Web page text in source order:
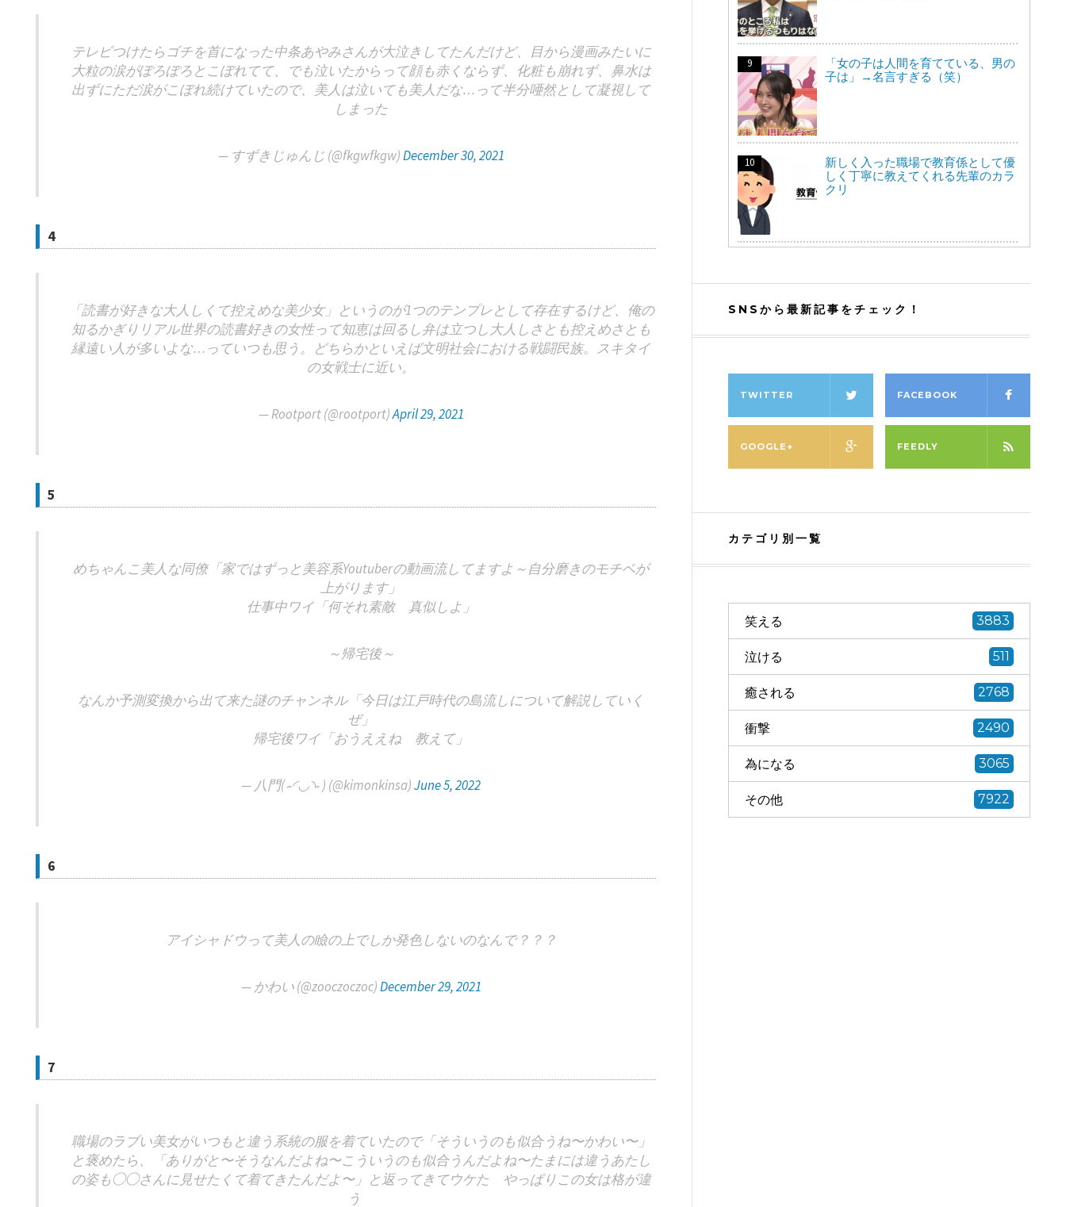
テレビつけたらゴチを首になった中条あやみさんが大泣きしてたんだけど、目から漫画みたいに
大粒の涙がぽろぽろとこぼれてて、でも泣いたからって顔も赤くならず、化粧も崩れず、鼻水は
出ずにただ涙がこぼれ続けていたので、美人は泣いても美人だな…って半分唖然として凝視して
しまった
— すずきじゅんじ (@fkgwfkgw)December 30, 2021
4
「読書が好きな大人しくて控えめな美少女」というのが1つのテンプレとして存在するけど、俺の
知るかぎりリアル世界の読書好きの女性って知恵は回るし弁は立つし大人しさとも控えめさとも
縁遠い人が多いよな…っていつも思う。どちらかといえば文明社会における戦闘民族。スキタイ
の女戦士に近い。
— Rootport (@rootport)April 29, 2021
5
めちゃんこ美人な同僚「家ではずっと美容系Youtuberの動画流してますよ～自分磨きのモチベが
上がります」
仕事中ワイ「何それ素敵 真似しよ」
～帰宅後～
なんか予測変換から出て来た謎のチャンネル「今日は江戸時代の島流しについて解説していく
ぜ」
帰宅後ワイ「おうええね 教えて」
— 八門( ˶◜◡◝˶ ) (@kimonkinsa)June 5, 2022
6
アイシャドウって美人の瞼の上でしか発色しないのなんで？？？
— かわい (@zooczoczoc)December 29, 2021
7
職場のラブい美女がいつもと違う系統の服を着ていたので「そういうのも似合うね〜かわい〜」
と褒めたら、「ありがと〜そうなんだよね〜こういうのも似合うんだよね〜たまには違うあたし
の姿も◯◯さんに見せたくて着てきたんだよ〜」と返ってきてウケた やっぱりこの女は格が違
う
「女の子は人間を育てている、男の
子は」→名言すぎる（笑）
新しく入った職場で教育係として優
しく丁寧に教えてくれる先輩のカラ
クリ
SNSから最新記事をチェック！
TWITTER FACEBOOK
GOOGLE+ FEEDLY
カテゴリ別一覧
笑える 3883
泣ける 511
癒される 2768
衝撃 2490
為になる 3065
その他 7922